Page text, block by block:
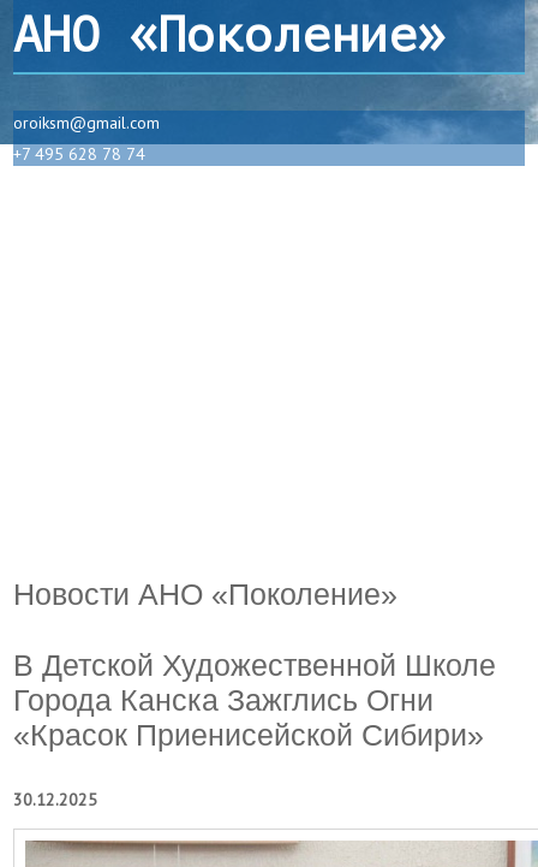
АНО «Поколение»
oroiksm@gmail.com
+7 495 628 78 74
Новости АНО «Поколение»
В Детской Художественной Школе
Города Канска Зажглись Огни
«Красок Приенисейской Сибири»
30.12.2025